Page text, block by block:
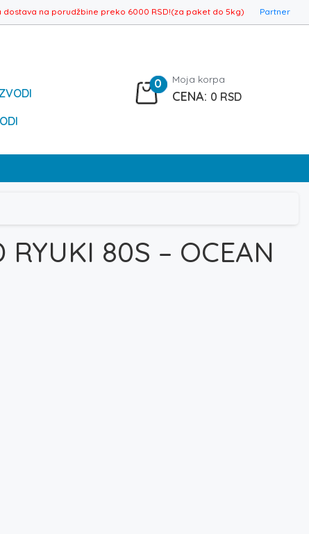
dostava na porudžbine preko 6000 RSD!(za paket do 5kg) Partner
0 Moja korpa
0 RSD
RYUKI 80S – OCEAN